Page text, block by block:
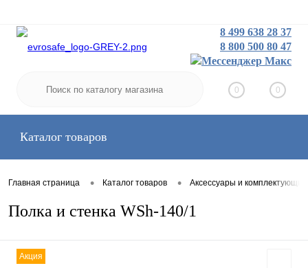
Заказать звонок
8 499 638 28 37
8 800 500 80 47
0 0
Каталог товаров
Главная страница • Каталог товаров • Аксессуары и комплектующие
Полка и стенка WSh-140/1
Акция